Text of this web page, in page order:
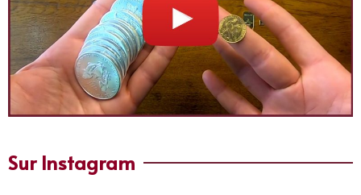
Sur Instagram